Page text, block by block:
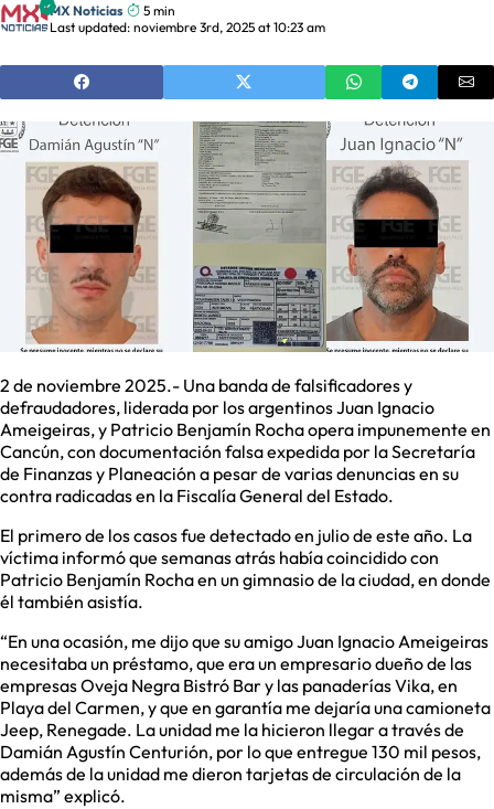
MX Noticias
5 min
Last updated: noviembre 3rd, 2025 at 10:23 am
2 de noviembre 2025.- Una banda de falsificadores y
defraudadores, liderada por los argentinos Juan Ignacio
Ameigeiras, y Patricio Benjamín Rocha opera impunemente en
Cancún, con documentación falsa expedida por la Secretaría
de Finanzas y Planeación a pesar de varias denuncias en su
contra radicadas en la Fiscalía General del Estado.
El primero de los casos fue detectado en julio de este año. La
víctima informó que semanas atrás había coincidido con
Patricio Benjamín Rocha en un gimnasio de la ciudad, en donde
él también asistía.
“En una ocasión, me dijo que su amigo Juan Ignacio Ameigeiras
necesitaba un préstamo, que era un empresario dueño de las
empresas Oveja Negra Bistró Bar y las panaderías Vika, en
Playa del Carmen, y que en garantía me dejaría una camioneta
Jeep, Renegade. La unidad me la hicieron llegar a través de
Damián Agustín Centurión, por lo que entregue 130 mil pesos,
además de la unidad me dieron tarjetas de circulación de la
misma” explicó.